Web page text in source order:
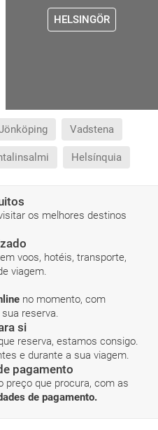
HELSINGÖR
Vadstena
Helsínquia
os melhores destinos
voos, hotéis, transporte,
viagem.
no momento, com
sua reserva.
si
reserva, estamos consigo.
e durante a sua viagem.
pagamento
preço que procura, com as
de pagamento.